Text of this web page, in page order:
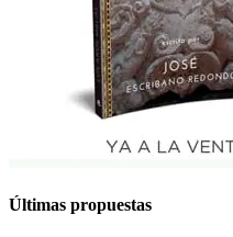
Últimas propuestas